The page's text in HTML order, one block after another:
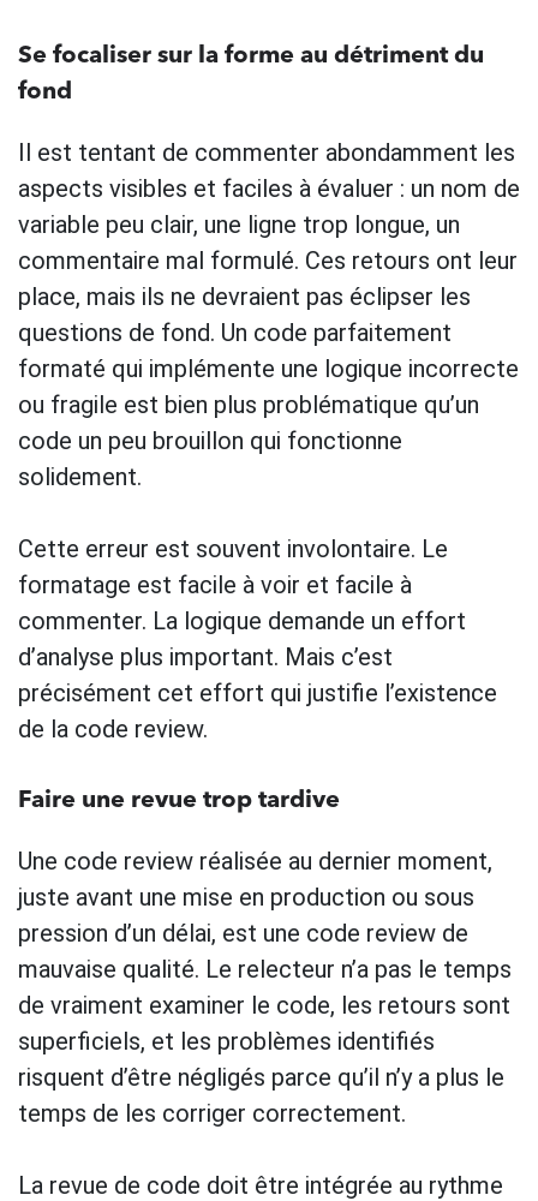
Se focaliser sur la forme au détriment du
fond
Il est tentant de commenter abondamment les
aspects visibles et faciles à évaluer : un nom de
variable peu clair, une ligne trop longue, un
commentaire mal formulé. Ces retours ont leur
place, mais ils ne devraient pas éclipser les
questions de fond. Un code parfaitement
formaté qui implémente une logique incorrecte
ou fragile est bien plus problématique qu’un
code un peu brouillon qui fonctionne
solidement.
Cette erreur est souvent involontaire. Le
formatage est facile à voir et facile à
commenter. La logique demande un effort
d’analyse plus important. Mais c’est
précisément cet effort qui justifie l’existence
de la code review.
Faire une revue trop tardive
Une code review réalisée au dernier moment,
juste avant une mise en production ou sous
pression d’un délai, est une code review de
mauvaise qualité. Le relecteur n’a pas le temps
de vraiment examiner le code, les retours sont
superficiels, et les problèmes identifiés
risquent d’être négligés parce qu’il n’y a plus le
temps de les corriger correctement.
La revue de code doit être intégrée au rythme